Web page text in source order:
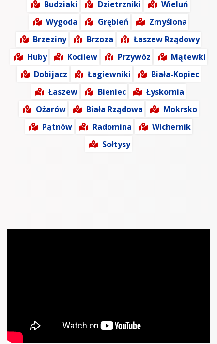
Budziaki
Dzietrzniki
Wieluń
Wygoda
Grębień
Zmyślona
Brzeziny
Brzoza
Łaszew Rządowy
Huby
Kocilew Przywóz
Mątewki
Dobijacz
Łagiewniki
Biała-Kopiec
Łaszew
Bieniec
Łyskornia
Ożarów
Biała Rządowa
Mokrsko
Pątnów
Radomina
Wichernik
Sołtysy